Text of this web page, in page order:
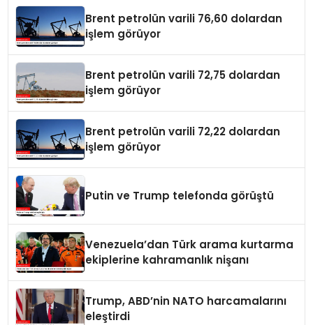
Brent petrolün varili 76,60 dolardan
işlem görüyor
Brent petrolün varili 72,75 dolardan
işlem görüyor
Brent petrolün varili 72,22 dolardan
işlem görüyor
Putin ve Trump telefonda görüştü
Venezuela’dan Türk arama kurtarma
ekiplerine kahramanlık nişanı
Trump, ABD’nin NATO harcamalarını
eleştirdi